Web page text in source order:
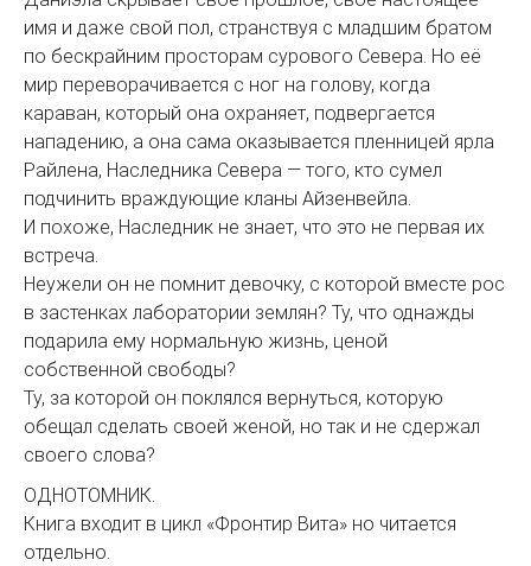
имя и даже свой пол, странствуя с младшим братом
по бескрайним просторам сурового Севера. Но её
мир переворачивается с ног на голову, когда
караван, который она охраняет, подвергается
нападению, а она сама оказывается пленницей ярла
Райлена, Наследника Севера — того, кто сумел
подчинить враждующие кланы Айзенвейла.
И похоже, Наследник не знает, что это не первая их
встреча.
Неужели он не помнит девочку, с которой вместе рос
в застенках лаборатории землян? Ту, что однажды
подарила ему нормальную жизнь, ценой
собственной свободы?
Ту, за которой он поклялся вернуться, которую
обещал сделать своей женой, но так и не сдержал
своего слова?
ОДНОТОМНИК.
Книга входит в цикл «Фронтир Вита» но читается
отдельно.